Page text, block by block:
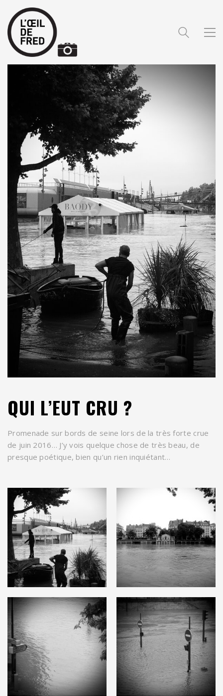
QUI L’EUT CRU ?
Promenade sur bords de seine lors de la très forte crue
de juin 2016… J’y vois quelque chose de très beau, de
presque poétique, bien qu’un rien inquiétant…